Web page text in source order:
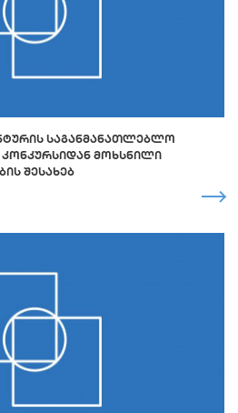
ᲡᲐᲒᲐᲜᲛᲐᲜᲐᲗᲚᲔᲑᲚᲝ
ᲙᲝᲜᲙᲣᲠᲡᲘᲓᲐᲜ ᲛᲝᲮᲡᲜᲘᲚᲘ
ᲨᲔᲡᲐᲮᲔᲑ